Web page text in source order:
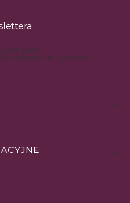
nasz .
odbywa się zgodnie z
.